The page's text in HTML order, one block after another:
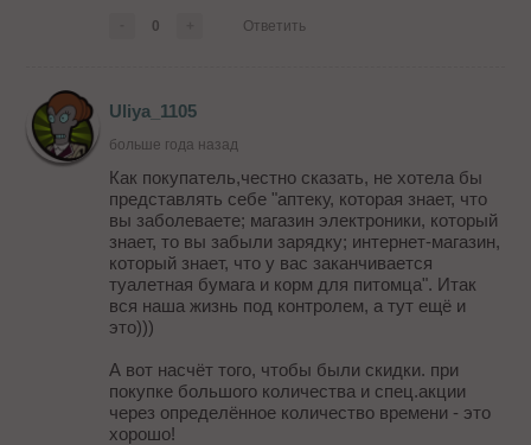
0 Ответить
Uliya_1105
больше года назад
Как покупатель,честно сказать, не хотела бы
представлять себе "аптеку, которая знает, что
вы заболеваете; магазин электроники, который
знает, то вы забыли зарядку; интернет-магазин,
который знает, что у вас заканчивается
туалетная бумага и корм для питомца". Итак
вся наша жизнь под контролем, а тут ещё и
это)))
А вот насчёт того, чтобы были скидки. при
покупке большого количества и спец.акции
через определённое количество времени - это
хорошо!